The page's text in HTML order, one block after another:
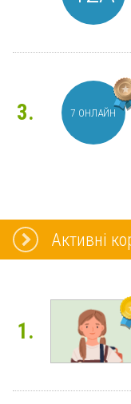
3. 7 ОНЛАЙН
Активні
1.